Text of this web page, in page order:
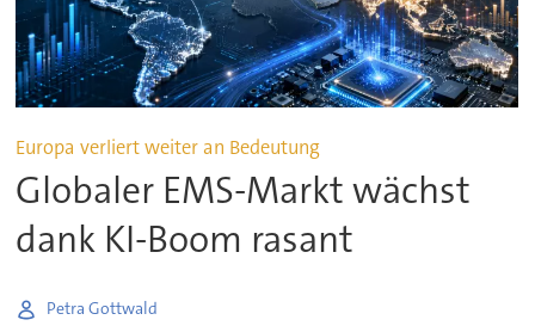
Europa verliert weiter an Bedeutung
Globaler EMS-Markt wächst
dank KI-Boom rasant
Petra Gottwald